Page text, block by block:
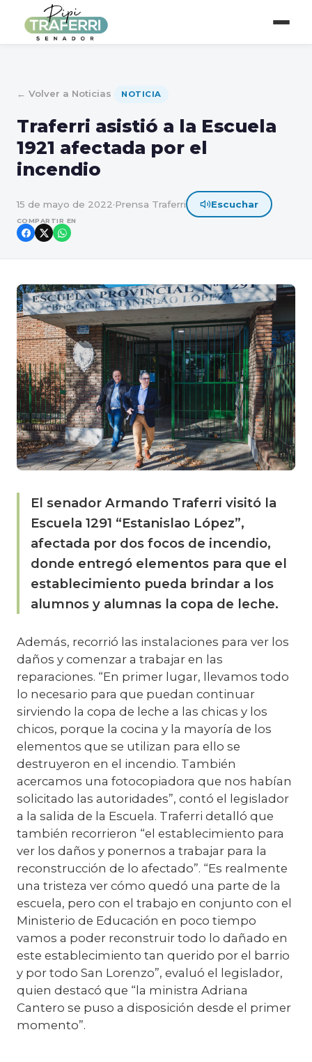
← Volver a Noticias NOTICIA
Traferri asistió a la Escuela
1921 afectada por el
incendio
15 de mayo de 2022·Prensa Traferri Escuchar
COMPARTIR EN
El senador Armando Traferri visitó la
Escuela 1291 “Estanislao López”,
afectada por dos focos de incendio,
donde entregó elementos para que el
establecimiento pueda brindar a los
alumnos y alumnas la copa de leche.
Además, recorrió las instalaciones para ver los
daños y comenzar a trabajar en las
reparaciones. “En primer lugar, llevamos todo
lo necesario para que puedan continuar
sirviendo la copa de leche a las chicas y los
chicos, porque la cocina y la mayoría de los
elementos que se utilizan para ello se
destruyeron en el incendio. También
acercamos una fotocopiadora que nos habían
solicitado las autoridades”, contó el legislador
a la salida de la Escuela. Traferri detalló que
también recorrieron “el establecimiento para
ver los daños y ponernos a trabajar para la
reconstrucción de lo afectado”. “Es realmente
una tristeza ver cómo quedó una parte de la
escuela, pero con el trabajo en conjunto con el
Ministerio de Educación en poco tiempo
vamos a poder reconstruir todo lo dañado en
este establecimiento tan querido por el barrio
y por todo San Lorenzo”, evaluó el legislador,
quien destacó que “la ministra Adriana
Cantero se puso a disposición desde el primer
momento”.